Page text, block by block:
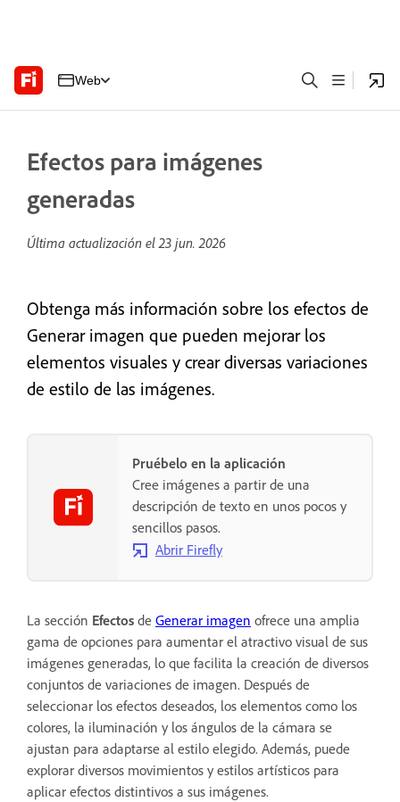
Web
Efectos para imágenes
generadas
Última actualización el23 jun. 2026
Obtenga más información sobre los efectos de
Generar imagen que pueden mejorar los
elementos visuales y crear diversas variaciones
de estilo de las imágenes.
Pruébelo en la aplicación
Cree imágenes a partir de una
descripción de texto en unos pocos y
sencillos pasos.
Abrir Firefly
La sección Efectos de Generar imagen ofrece una amplia
gama de opciones para aumentar el atractivo visual de sus
imágenes generadas, lo que facilita la creación de diversos
conjuntos de variaciones de imagen. Después de
seleccionar los efectos deseados, los elementos como los
colores, la iluminación y los ángulos de la cámara se
ajustan para adaptarse al estilo elegido. Además, puede
explorar diversos movimientos y estilos artísticos para
aplicar efectos distintivos a sus imágenes.